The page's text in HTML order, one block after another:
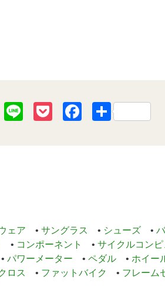
Pinterest
Line PocketFacebook
共
ェア サングラス シューズ
コンポーネント サイクルコンピ
パワーメーター ペダル ホイー
ロス ファットバイク フレーム